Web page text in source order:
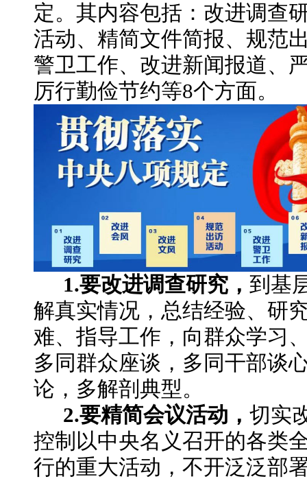
定。其内容包括：改进调查
活动、精简文件简报、规范
警卫工作、改进新闻报道、
厉行勤俭节约等8个方面。
1.要改进调查研究， 到基
解真实情况，总结经验、研
难、指导工作，向群众学习
多同群众座谈，多同干部谈
论，多解剖典型。
2.要精简会议活动， 切实
控制以中央名义召开的各类
行的重大活动，不开泛泛部